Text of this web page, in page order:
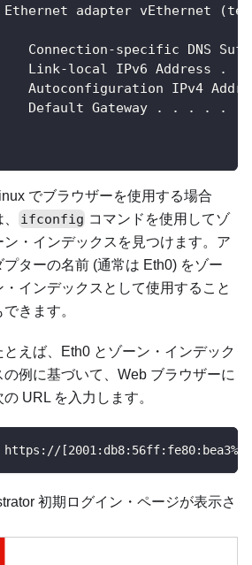
Ethernet adapter vEthernet
Connection-specific DNS
Link-local IPv6 Address . .
Autoconfiguration IPv4
Default Gateway . . . . . .
でブラウザーを使用する場合
ifconfig コマンドを使用してゾ
ン・インデックスを見つけます。ア
プターの名前 (通常は Eth0) をゾー
・インデックスとして使用すること
できます。
とえば、Eth0 とゾーン・インデック
の例に基づいて、Web ブラウザーに
の URL を入力します。
https://
初期ログイン・ページが表示さ